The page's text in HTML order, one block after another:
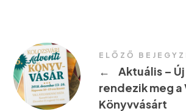
ELŐZŐ
←
Aktuális –
rendezik meg
Könyvvásárt